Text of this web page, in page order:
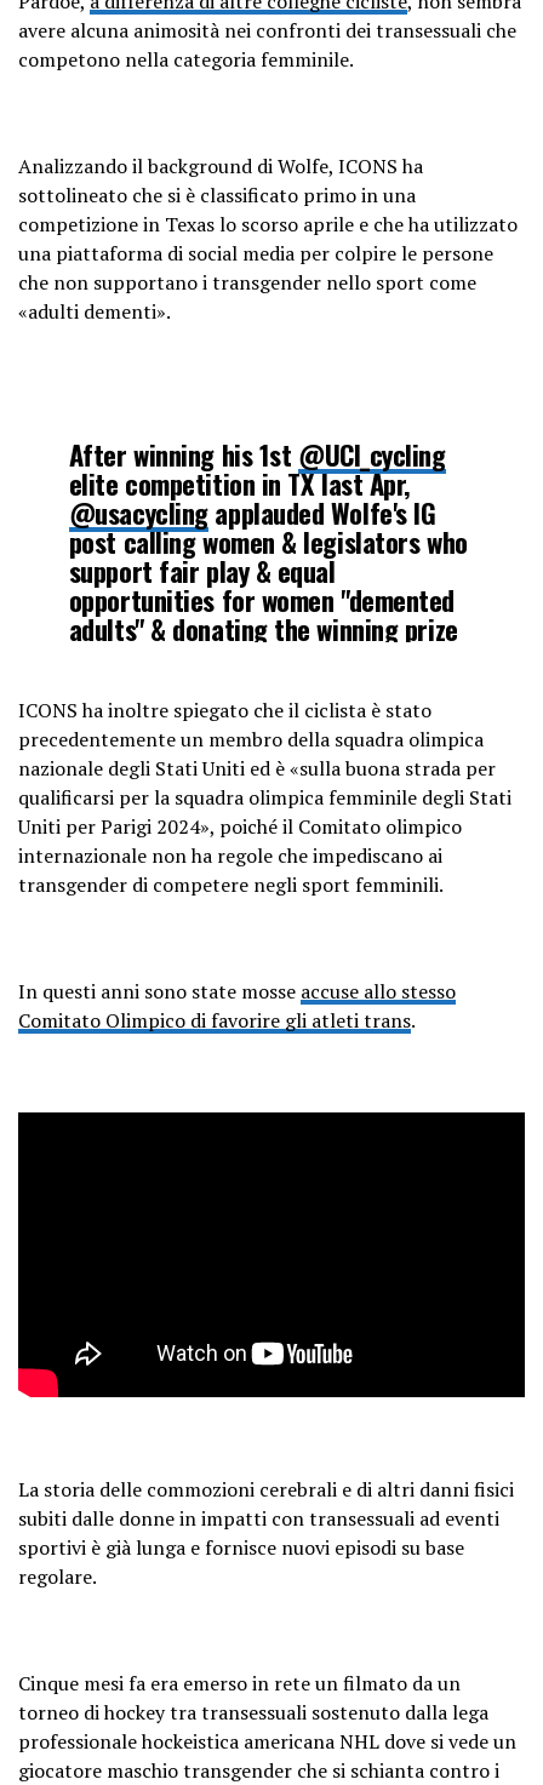
avere alcuna animosità nei confronti dei transessuali che
competono nella categoria femminile.
Analizzando il background di Wolfe, ICONS ha
sottolineato che si è classificato primo in una
competizione in Texas lo scorso aprile e che ha utilizzato
una piattaforma di social media per colpire le persone
che non supportano i transgender nello sport come
«adulti dementi».
After winning his 1st @UCI_cycling
elite competition in TX last Apr,
@usacyclingapplauded Wolfe's IG
post calling women & legislators who
support fair play & equal
opportunities for women "demented
adults" & donating the winning prize
pic.twitter.com/fOFqyho9tx
— ICONS (@icons_women)May 17,
2023
ICONS ha inoltre spiegato che il ciclista è stato
precedentemente un membro della squadra olimpica
nazionale degli Stati Uniti ed è «sulla buona strada per
qualificarsi per la squadra olimpica femminile degli Stati
Uniti per Parigi 2024», poiché il Comitato olimpico
internazionale non ha regole che impediscano ai
transgender di competere negli sport femminili.
In questi anni sono state mosse accuse allo stesso
Comitato Olimpico di favorire gli atleti trans.
La storia delle commozioni cerebrali e di altri danni fisici
subiti dalle donne in impatti con transessuali ad eventi
sportivi è già lunga e fornisce nuovi episodi su base
regolare.
Cinque mesi fa era emerso in rete un filmato da un
torneo di hockey tra transessuali sostenuto dalla lega
professionale hockeistica americana NHL dove si vede un
giocatore maschio transgender che si schianta contro i